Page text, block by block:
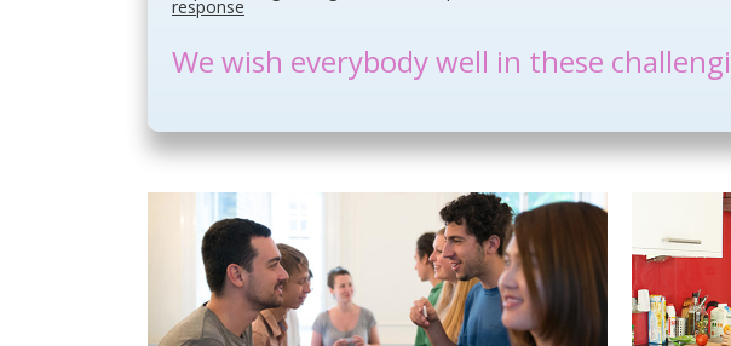
response
We wish everybody well in these